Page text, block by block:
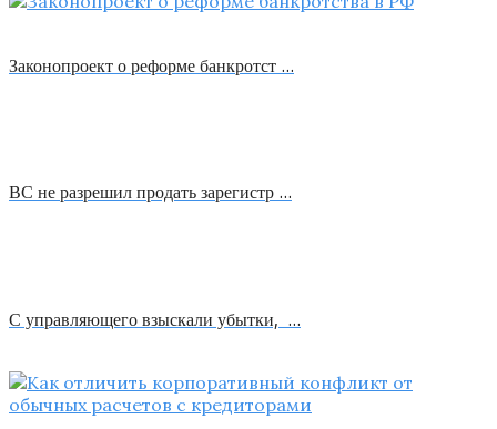
Законопроект о реформе банкротст …
ВС не разрешил продать зарегистр …
С управляющего взыскали убытки, …